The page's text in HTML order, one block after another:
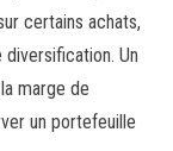
certains achats,
Un
marge de
un portefeuille